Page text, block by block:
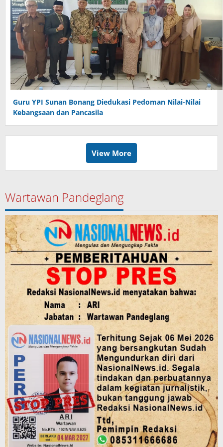
Guru YPI Sunan Bonang Diedukasi Pedoman Nilai-Nilai
Kebangsaan dan Pancasila
View More
Wartawan Pandeglang